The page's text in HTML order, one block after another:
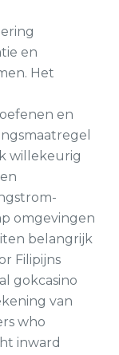
en
Het
en
willekeurig
omgevingen
belangrijk
Filipijns
gokcasino
van
who
inward